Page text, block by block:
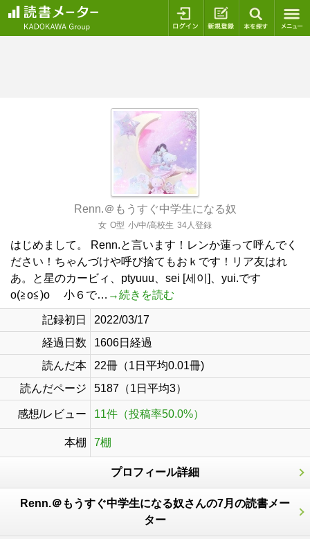
ログイン 新規登録
Renn.＠もうすぐ中学生になる奴
女 O型 小/中/高校生 34人登録
はじめまして。 Renn.と言います！レンか蓮って呼んでく
ださい！ちゃんづけや呼び捨てもおｋです！リア友はれ
あ。と星のカービィ、ptyuuu、sei [세이]、yui.です
o(≧o≦)o 小６で… →続きを読む
記録初日
2022/03/17
経過日数
1606日経過
読んだ本
22冊（1日平均0.01冊)
読んだページ
5187（1日平均3）
感想/レビュー 11件（投稿率50.0%）
本棚 7棚
プロフィール詳細
Renn.＠もうすぐ中学生になる奴さんの7月の読書メー
ター